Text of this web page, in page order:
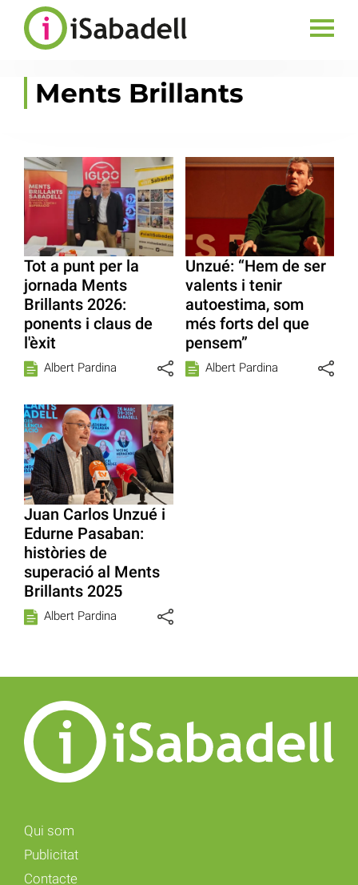
Ments Brillants
Tot a punt per la
jornada Ments
Brillants 2026:
ponents i claus de
l'èxit
Albert Pardina
Unzué: “Hem de ser
valents i tenir
autoestima, som
més forts del que
pensem”
Albert Pardina
Juan Carlos Unzué i
Edurne Pasaban:
històries de
superació al Ments
Brillants 2025
Albert Pardina
Qui som
Publicitat
Contacte